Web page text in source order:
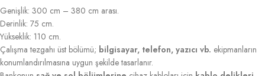
Genişlik: 300 cm – 380 cm arası.
Derinlik: 75 cm.
Yükseklik: 110 cm.
Çalışma tezgahı üst bölümü; bilgisayar, telefon, yazıcı vb. ekipmanların
konumlandırılmasına uygun şekilde tasarlanır.